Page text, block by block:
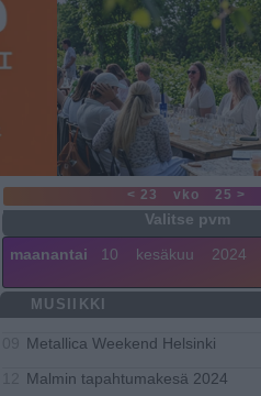
< 23 vko 25 >
maanantai 10 kesäkuu 2024
MUSIIKKI
Metallica Weekend Helsinki
Malmin tapahtumakesä 2024